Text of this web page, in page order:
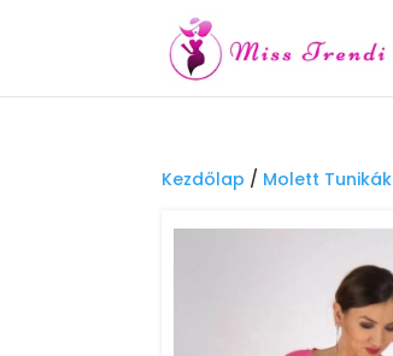
Kezdőlap / Molett Tunikák